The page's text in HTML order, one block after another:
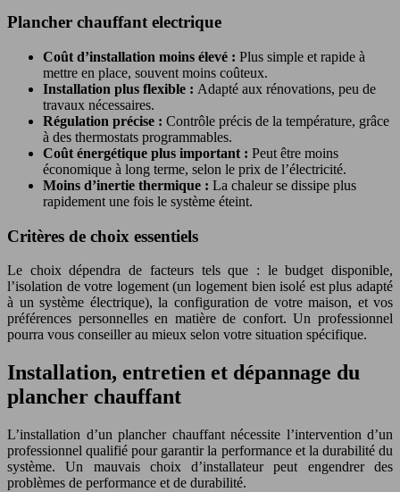
Plancher chauffant electrique
Coût d’installation moins élevé : Plus simple et rapide à
mettre en place, souvent moins coûteux.
Installation plus flexible : Adapté aux rénovations, peu de
travaux nécessaires.
Régulation précise : Contrôle précis de la température, grâce
à des thermostats programmables.
Coût énergétique plus important : Peut être moins
économique à long terme, selon le prix de l’électricité.
Moins d’inertie thermique : La chaleur se dissipe plus
rapidement une fois le système éteint.
Critères de choix essentiels
Le choix dépendra de facteurs tels que : le budget disponible,
l’isolation de votre logement (un logement bien isolé est plus adapté
à un système électrique), la configuration de votre maison, et vos
préférences personnelles en matière de confort. Un professionnel
pourra vous conseiller au mieux selon votre situation spécifique.
Installation, entretien et dépannage du
plancher chauffant
L’installation d’un plancher chauffant nécessite l’intervention d’un
professionnel qualifié pour garantir la performance et la durabilité du
système. Un mauvais choix d’installateur peut engendrer des
problèmes de performance et de durabilité.